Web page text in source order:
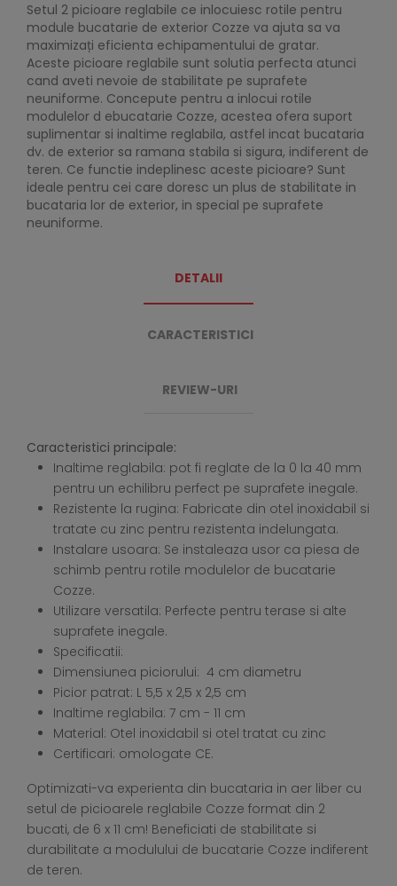
Setul 2 picioare reglabile ce inlocuiesc rotile pentru
module bucatarie de exterior Cozze va ajuta sa va
maximizați eficienta echipamentului de gratar.
Aceste picioare reglabile sunt solutia perfecta atunci
cand aveti nevoie de stabilitate pe suprafete
neuniforme. Concepute pentru a inlocui rotile
modulelor d ebucatarie Cozze, acestea ofera suport
suplimentar si inaltime reglabila, astfel incat bucataria
dv. de exterior sa ramana stabila si sigura, indiferent de
teren. Ce functie indeplinesc aceste picioare? Sunt
ideale pentru cei care doresc un plus de stabilitate in
bucataria lor de exterior, in special pe suprafete
neuniforme.
DETALII
CARACTERISTICI
REVIEW-URI
Caracteristici principale:
Inaltime reglabila: pot fi reglate de la 0 la 40 mm
pentru un echilibru perfect pe suprafete inegale.
Rezistente la rugina: Fabricate din otel inoxidabil si
tratate cu zinc pentru rezistenta indelungata.
Instalare usoara: Se instaleaza usor ca piesa de
schimb pentru rotile modulelor de bucatarie
Cozze.
Utilizare versatila: Perfecte pentru terase si alte
suprafete inegale.
Specificatii:
Dimensiunea piciorului: 4 cm diametru
Picior patrat: L 5,5 x 2,5 x 2,5 cm
Inaltime reglabila: 7 cm - 11 cm
Material: Otel inoxidabil si otel tratat cu zinc
Certificari: omologate CE.
Optimizati-va experienta din bucataria in aer liber cu
setul de picioarele reglabile Cozze format din 2
bucati, de 6 x 11 cm! Beneficiati de stabilitate si
durabilitate a modulului de bucatarie Cozze indiferent
de teren.